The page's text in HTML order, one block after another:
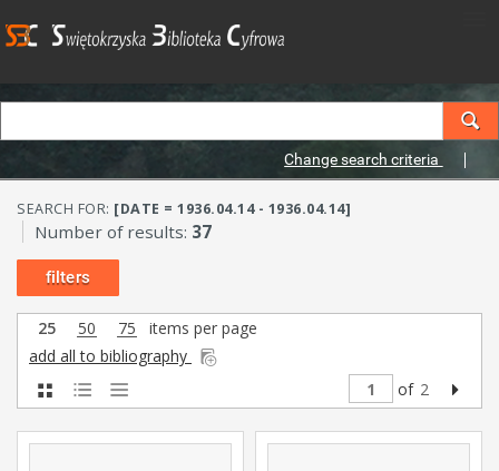
Change search criteria
SEARCH FOR: [DATE = 1936.04.14 - 1936.04.14]
Number of results: 37
filters
25 50 75
items per page
add all to bibliography
of 2